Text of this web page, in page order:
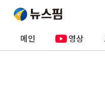
메인 영상